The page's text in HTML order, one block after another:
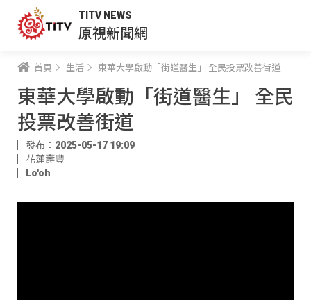
TITV NEWS
原視新聞網
首頁 生活 東華大學啟動「街道醫生」 全民投票改善街道
東華大學啟動「街道醫生」 全民
投票改善街道
發布：2025-05-17 19:09
花蓮壽豐
Lo'oh